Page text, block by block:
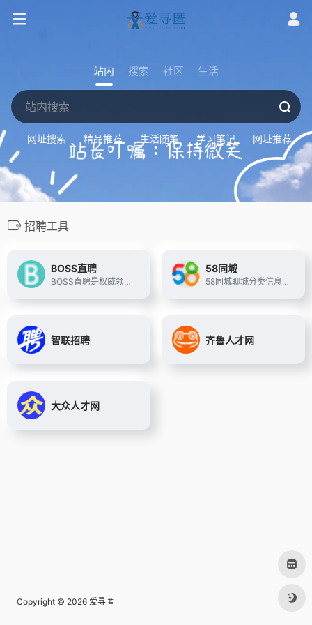
站内 搜索 社区 生活
网址搜索 精品推荐 生活随笔 学习笔记 网址推荐
招聘工具
BOSS直聘
BOSS直聘是权威领先的招聘网，开启人才网招聘求职新时代，让求职者与Boss直接开聊、加快面试、即时反馈，找工作就来BOSS直聘和Boss开聊吧！
58同城
58同城聊城分类信息网，为你提供房产、招聘、黄页、团购、交友、二手、宠物、车辆、周边游等海量分类信息，充分满足您免费查看/发布信息的需求。聊城58同城，专业的分类信息网。
智联招聘 齐鲁人才网
大众人才网
Copyright © 2026 爱寻匿